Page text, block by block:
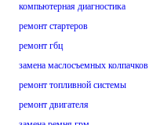
компьютерная диагностика
ремонт стартеров
ремонт гбц
замена маслосъемных колпачков
ремонт топливной системы
ремонт двигателя